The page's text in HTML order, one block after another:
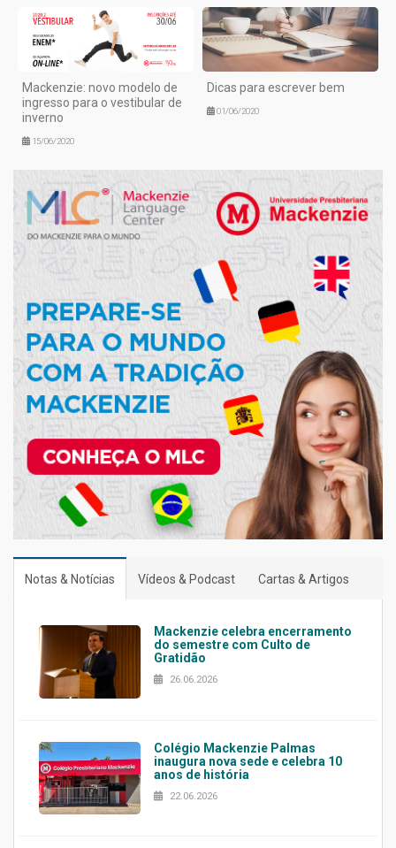
Mackenzie: novo modelo de
ingresso para o vestibular de
inverno
15/06/2020
Dicas para escrever bem
01/06/2020
Notas & Notícias Vídeos & Podcast Cartas & Artigos
Mackenzie celebra encerramento
do semestre com Culto de
Gratidão
26.06.2026
Colégio Mackenzie Palmas
inaugura nova sede e celebra 10
anos de história
22.06.2026